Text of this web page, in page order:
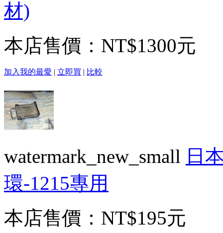
材)
本店售價： NT$1300元
加入我的最愛 | 立即買 | 比較
watermark_new_small 日
環-1215專用
本店售價： NT$195元